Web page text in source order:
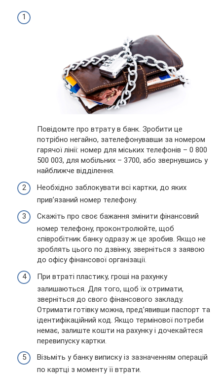
Повідомте про втрату в банк. Зробити це
потрібно негайно, зателефонувавши за номером
гарячої лінії: номер для міських телефонів – 0 800
500 003, для мобільних – 3700, або звернувшись у
найближче відділення.
Необхідно заблокувати всі картки, до яких
прив’язаний номер телефону.
Скажіть про своє бажання змінити фінансовий
номер телефону, проконтролюйте, щоб
співробітник банку одразу ж це зробив. Якщо не
зроблять цього по дзвінку, зверніться з заявою
до офісу фінансової організації.
При втраті пластику, гроші на рахунку
залишаються. Для того, щоб їх отримати,
зверніться до свого фінансового закладу.
Отримати готівку можна, пред’явивши паспорт та
ідентифікаційний код. Якщо термінової потреби
немає, залиште кошти на рахунку і дочекайтеся
перевипуску картки.
Візьміть у банку виписку із зазначенням операцій
по картці з моменту її втрати.